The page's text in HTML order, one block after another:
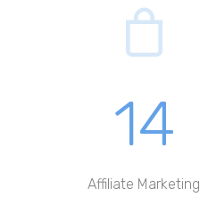
14
Affiliate Marketing